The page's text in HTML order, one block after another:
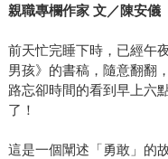
親職專欄作家 文／陳安儀
前天忙完睡下時，已經午
男孩》的書稿，隨意翻翻
路忘卻時間的看到早上六
了！
這是一個闡述「勇敢」的故